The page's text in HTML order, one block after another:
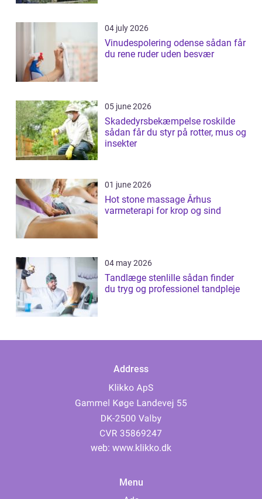
04 july 2026
Vinudespolering odense sådan får
du rene ruder uden besvær
05 june 2026
Skadedyrsbekæmpelse roskilde
sådan får du styr på rotter, mus og
insekter
01 june 2026
Hot stone massage Århus
varmeterapi for krop og sind
04 may 2026
Tandlæge stenlille sådan finder
du tryg og professionel tandpleje
Address
web: www.klikko.dk
Menu